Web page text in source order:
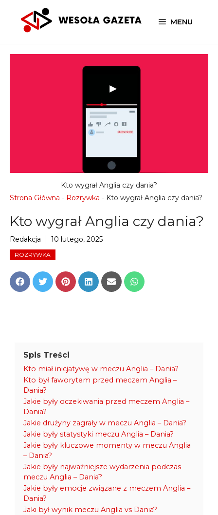
MENU
Strona Główna - Rozrywka - Kto wygrał Anglia czy dania?
Kto wygrał Anglia czy dania?
Redakcja 10 lutego, 2025
ROZRYWKA
Share
on
Share
on
Share
on
Share
on
Share
on
Share
on
Kto wygrał Anglia czy dania?
Spis Treści
Kto miał inicjatywę w meczu Anglia – Dania?
Kto był faworytem przed meczem Anglia –
Dania?
Jakie były oczekiwania przed meczem Anglia –
Dania?
Jakie drużyny zagrały w meczu Anglia – Dania?
Jakie były statystyki meczu Anglia – Dania?
Jakie były kluczowe momenty w meczu Anglia
– Dania?
Jakie były najważniejsze wydarzenia podczas
meczu Anglia – Dania?
Jakie były emocje związane z meczem Anglia –
Dania?
Jaki był wynik meczu Anglia vs Dania?